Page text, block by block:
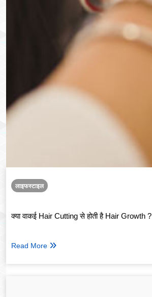
लाइफस्टाइल
क्या वाकई Hair Cutting से होती है Hair Growth ?
Read More